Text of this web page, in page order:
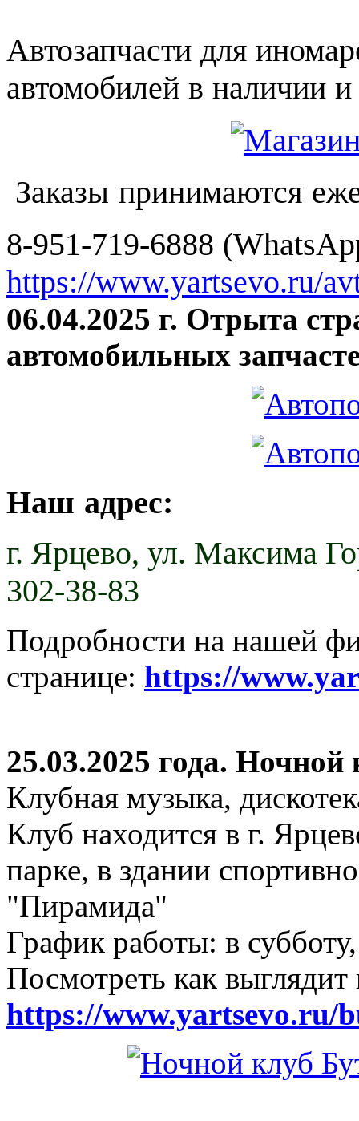
Автозапчасти для
автомобилей в наличии и
Заказы принимаются
8-951-719-6888
https://www.yartsevo.ru/
06.04.2025 г. Отрыта
автомобильных
Наш адрес:
г. Ярцево, ул. Максима
302-38-83
Подробности на нашей
странице: https://
25.03.2025 года.
Клубная музыка,
Клуб находится в г.
парке, в здании
"Пирамида"
График работы: в
Посмотреть как
https://www.yartsevo.ru/